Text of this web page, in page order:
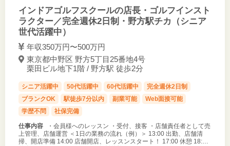
インドアゴルフスクールの店長・ゴルフインスト
ラクター／完全週休2日制・野方駅チカ（シニア
世代活躍中）
年収350万円〜500万円
東京都中野区 野方5丁目25番地4号
栗田ビル地下1階 / 野方駅 徒歩2分
シニア活躍中 50代活躍中 60代活躍中
完全週休2日制
ブランクOK
駅徒歩7分以内 副業可能
Web面接可能
学歴不問
社保完備
仕事内容
・会員様へのレッスン ・受付、接客 ・店舗責任者として売
上管理、店舗運営 ＜1日の業務の流れ（例）＞ 13:00 出勤、店舗清
掃、開店準備 14:00 店舗開店、レッスンスタート！ 17:00 休憩 18:00